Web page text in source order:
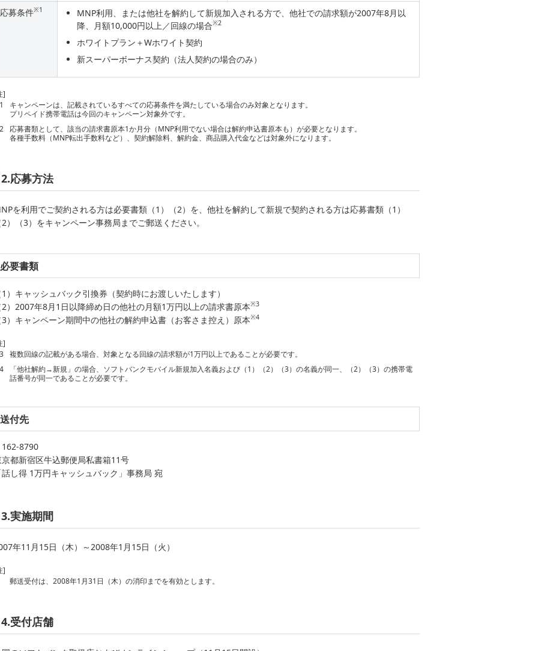
応募条件※1
MNP利用、または他社を解約して新規加入される方で、他社での請求額が2007年8月以
降、月額10,000円以上／回線の場合※2
ホワイトプラン＋Wホワイト契約
新スーパーボーナス契約（法人契約の場合のみ）
]
キャンペーンは、記載されているすべての応募条件を満たしている場合のみ対象となります。
プリペイド携帯電話は今回のキャンペーン対象外です。
応募書類として、該当の請求書原本1か月分（MNP利用でない場合は解約申込書原本も）が必要となります。
各種手数料（MNP転出手数料など）、契約解除料、解約金、商品購入代金などは対象外になります。
2.応募方法
を利用でご契約される方は必要書類（1）（2）を、他社を解約して新規で契約される方は応募書類（1）
2）（3）をキャンペーン事務局までご郵送ください。
必要書類
1）キャッシュバック引換券（契約時にお渡しいたします）
2）2007年8月1日以降締め日の他社の月額1万円以上の請求書原本※3
3）キャンペーン期間中の他社の解約申込書（お客さま控え）原本※4
]
複数回線の記載がある場合、対象となる回線の請求額が1万円以上であることが必要です。
「他社解約→新規」の場合、ソフトバンクモバイル新規加入名義および（1）（2）（3）の名義が同一、（2）（3）の携帯電
話番号が同一であることが必要です。
送付先
162-8790
都新宿区牛込郵便局私書箱11号
話し得 1万円キャッシュバック」事務局 宛
3.実施期間
年11月15日（木）～2008年1月15日（火）
]
郵送受付は、2008年1月31日（木）の消印までを有効とします。
4.受付店舗